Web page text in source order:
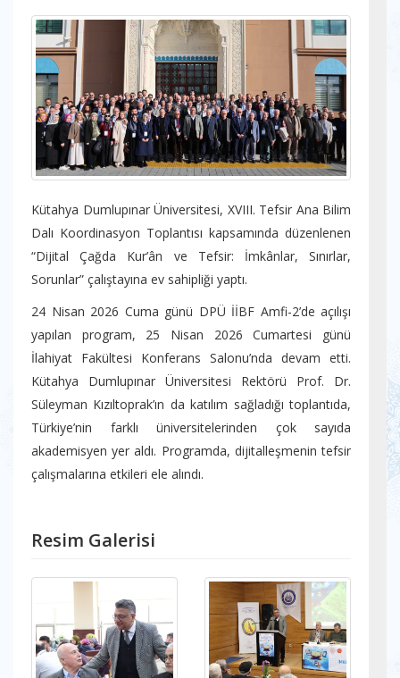
Kütahya Dumlupınar Üniversitesi, XVIII. Tefsir Ana Bilim
Dalı Koordinasyon Toplantısı kapsamında düzenlenen
“Dijital Çağda Kur’ân ve Tefsir: İmkânlar, Sınırlar,
Sorunlar” çalıştayına ev sahipliği yaptı.
24 Nisan 2026 Cuma günü DPÜ İİBF Amfi-2’de açılışı
yapılan program, 25 Nisan 2026 Cumartesi günü
İlahiyat Fakültesi Konferans Salonu’nda devam etti.
Kütahya Dumlupınar Üniversitesi Rektörü Prof. Dr.
Süleyman Kızıltoprak’ın da katılım sağladığı toplantıda,
Türkiye’nin farklı üniversitelerinden çok sayıda
akademisyen yer aldı. Programda, dijitalleşmenin tefsir
çalışmalarına etkileri ele alındı.
Resim Galerisi